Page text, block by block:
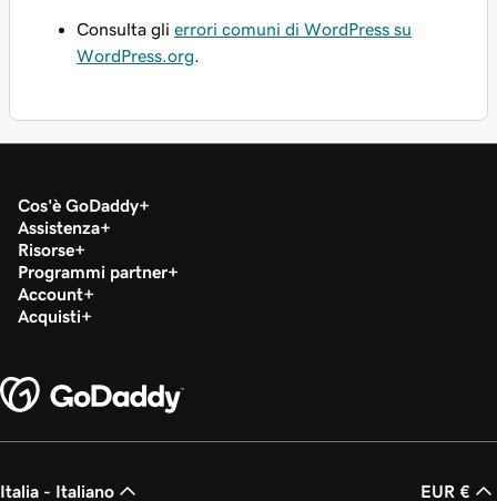
Consulta gli errori comuni di WordPress su
WordPress.org
Cos'è GoDaddy
Assistenza
Risorse
Programmi partner
Account
Acquisti
Italia - Italiano EUR €